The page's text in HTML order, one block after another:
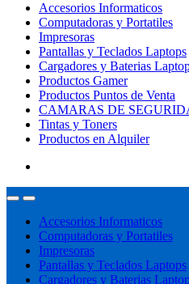
Accesorios Informaticos
Computadoras y Portatiles
Impresoras
Pantallas y Teclados Laptops
Cargadores y Baterias
Productos Gamer
Productos Puntos de Venta
CAMARAS DE
Tintas y Toners
Productos en Alquiler
Accesorios Informaticos
Computadoras y Portatiles
Impresoras
Pantallas y Teclados Laptops
Cargadores y Baterias